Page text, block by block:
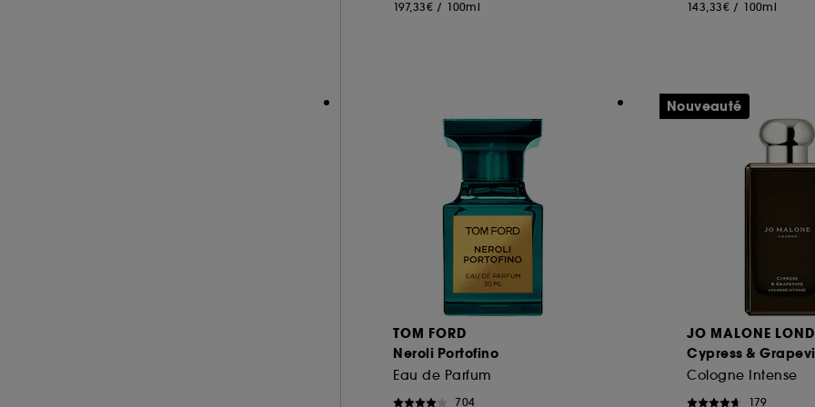
197,33€ / 100ml 143,33€ / 100ml
TOM FORD
Neroli Portofino
Eau de Parfum
704
JO MALONE
Cypress &
Cologne Intense
179
Nouveauté